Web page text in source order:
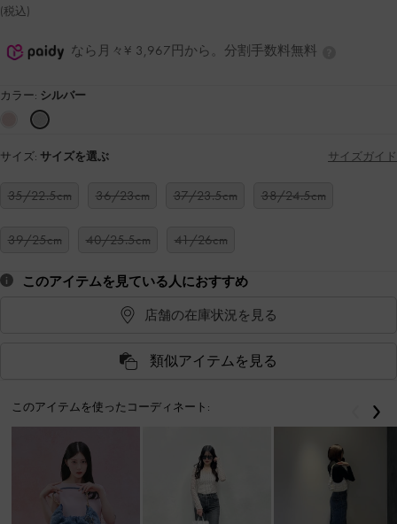
(税込)
なら月々¥ 3,967円から。分割手数料無料
カラー: シルバー
サイズ: サイズを選ぶ サイズガイド
35/22.5cm 36/23cm 37/23.5cm 38/24.5cm
39/25cm 40/25.5cm 41/26cm
このアイテムを見ている人におすすめ
店舗の在庫状況を見る
類似アイテムを見る
このアイテムを使ったコーディネート: 戻る